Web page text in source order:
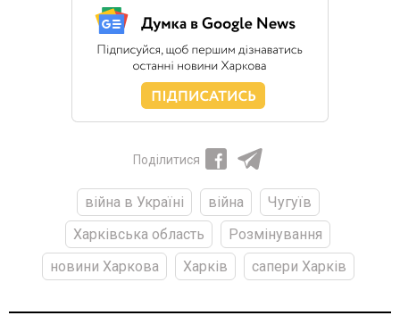
Поділитися
війна в Україні війна
Чугуїв
Харківська область
Розмінування
новини Харкова
Харків сапери Харків